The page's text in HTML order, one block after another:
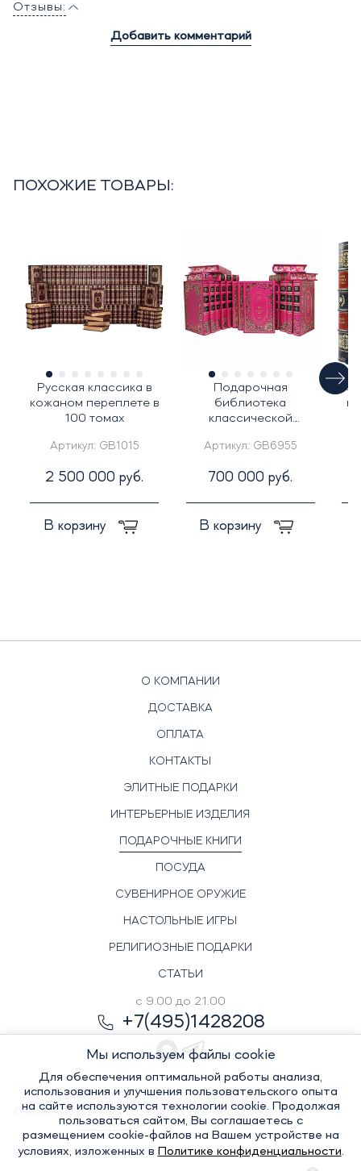
Отзывы:
Добавить комментарий
ПОХОЖИЕ ТОВАРЫ:
Русская классика в
кожаном переплете в
100 томах
Артикул: GB1015
2 500 000 руб.
В корзину
Подарочная
библиотека
классической
25-ти томах
Артикул: GB6955
700 000 руб.
В корзину
О КОМПАНИИ
ДОСТАВКА
ОПЛАТА
КОНТАКТЫ
ЭЛИТНЫЕ ПОДАРКИ
ИНТЕРЬЕРНЫЕ ИЗДЕЛИЯ
ПОДАРОЧНЫЕ КНИГИ
ПОСУДА
СУВЕНИРНОЕ ОРУЖИЕ
НАСТОЛЬНЫЕ ИГРЫ
РЕЛИГИОЗНЫЕ ПОДАРКИ
СТАТЬИ
с 9.00 до 21.00
+7(495)1428208
© Элитный сувенир, 2022-2026. Все права защищены
Политика
Мы используем файлы cookie
Для обеспечения оптимальной работы анализа,
использования и улучшения пользовательского опыта
на сайте используются технологии cookie. Продолжая
пользоваться сайтом, Вы соглашаетесь с
размещением cookie-файлов на Вашем устройстве на
условиях, изложенных в Политике конфиденциальности.